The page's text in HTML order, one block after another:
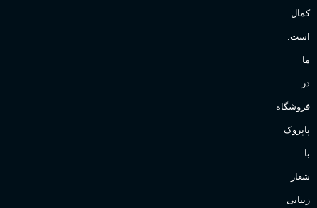
کمال
است.
ما
در
فروشگاه
پاپروک
با
شعار
زیبایی